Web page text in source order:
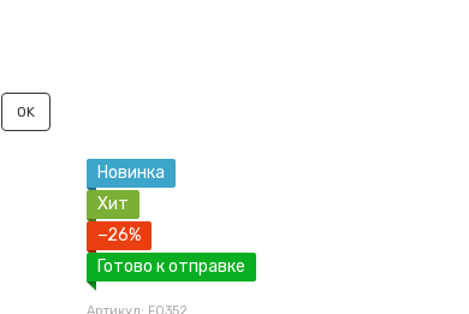
Новинка
Хит
−26%
Готово к отправке
Артикул: F0352
OK